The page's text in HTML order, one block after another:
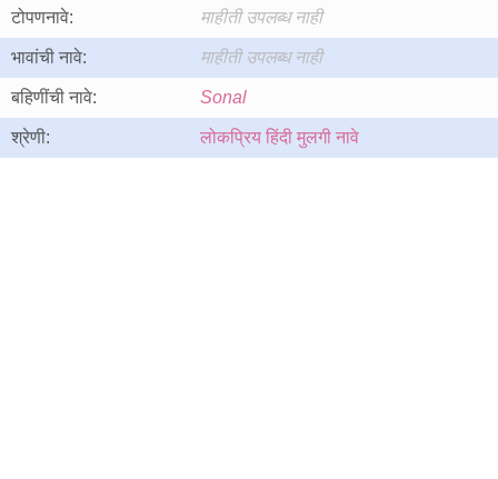
टोपणनावे: माहीती उपलब्ध नाही
भावांची नावे: माहीती उपलब्ध नाही
बहिणींची नावे: Sonal
श्रेणी: लोकप्रिय हिंदी मुलगी नावे